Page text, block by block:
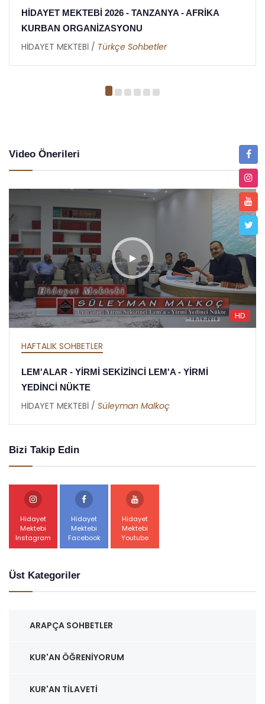
HİDAYET MEKTEBİ 2026 İFTAR
TANZANYA - AFRİKA
HİDAYET MEKTEBİ /
Video Önerileri
HD
YİRMİ
MEKTUBAT - YİRMİ DOKUZUNCU
HİDAYET MEKTEBİ /
Bizi Takip Edin
Hidayet
Mektebi
Instagram
Hidayet
Mektebi
Facebook
Hidayet
Mektebi
Youtube
Üst Kategoriler
ARAPÇA SOHBETLER
KUR'AN ÖĞRENIYORUM
KUR'AN TILAVETI